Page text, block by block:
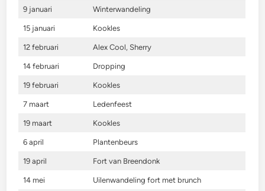
9 januari Winterwandeling
15 januari Kookles
12 februari Alex Cool, Sherry
14 februari Dropping
19 februari Kookles
7 maart Ledenfeest
19 maart Kookles
6 april Plantenbeurs
19 april Fort van Breendonk
14 mei Uilenwandeling fort met brunch